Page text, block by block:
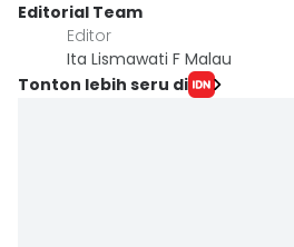
Editorial Team
Editor
Ita Lismawati F Malau
Tonton lebih seru di